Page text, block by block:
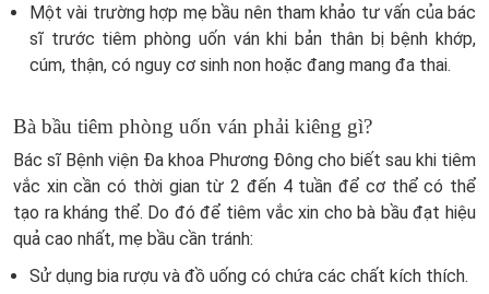
Một vài trường hợp mẹ bầu nên tham khảo tư vấn của bác
sĩ trước tiêm phòng uốn ván khi bản thân bị bệnh khớp,
cúm, thận, có nguy cơ sinh non hoặc đang mang đa thai.
Bà bầu tiêm phòng uốn ván phải kiêng gì?
Bác sĩ Bệnh viện Đa khoa Phương Đông cho biết sau khi tiêm
vắc xin cần có thời gian từ 2 đến 4 tuần để cơ thể có thể
tạo ra kháng thể. Do đó để tiêm vắc xin cho bà bầu đạt hiệu
quả cao nhất, mẹ bầu cần tránh:
Sử dụng bia rượu và đồ uống có chứa các chất kích thích.